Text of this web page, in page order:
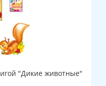
"Дикие животные"